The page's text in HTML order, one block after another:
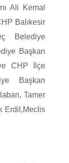
Ali Kemal
Balıkesir
Belediye
Başkan
CHP İlçe
Başkan
Tamer
Erdil,Meclis